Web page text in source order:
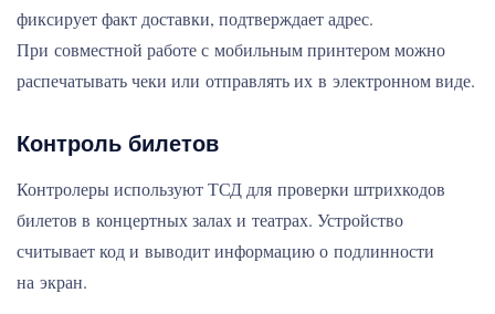
фиксирует факт доставки, подтверждает адрес.
При совместной работе с мобильным принтером можно
распечатывать чеки или отправлять их в электронном виде.
Контроль билетов
Контролеры используют ТСД для проверки штрихкодов
билетов в концертных залах и театрах. Устройство
считывает код и выводит информацию о подлинности
на экран.